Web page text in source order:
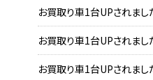
お買取り車1台UPされまし
お買取り車1台UPされまし
お買取り車1台UPされまし